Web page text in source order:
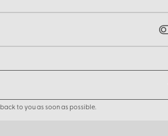
to you as soon as possible.